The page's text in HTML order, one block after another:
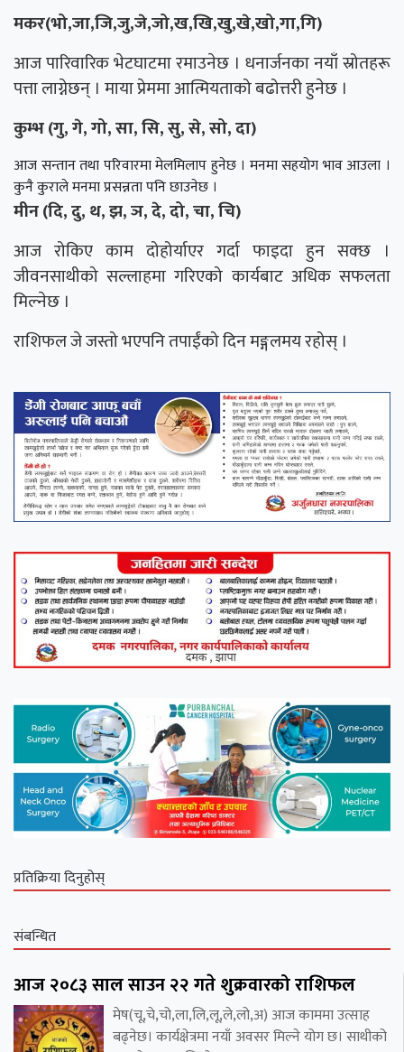
मकर(भो,जा,जि,जु,जे,जो,ख,खि,खु,खे,खो,गा,गि)
आज पारिवारिक भेटघाटमा रमाउनेछ । धनार्जनका नयाँ स्रोतहरू
पत्ता लाग्नेछन् । माया प्रेममा आत्मियताको बढोत्तरी हुनेछ ।
कुम्भ (गु, गे, गो, सा, सि, सु, से, सो, दा)
आज सन्तान तथा परिवारमा मेलमिलाप हुनेछ । मनमा सहयोग भाव आउला ।
कुनै कुराले मनमा प्रसन्नता पनि छाउनेछ ।
मीन (दि, दु, थ, झ, ञ, दे, दो, चा, चि)
आज रोकिए काम दोहोर्याएर गर्दा फाइदा हुन सक्छ ।
जीवनसाथीको सल्लाहमा गरिएको कार्यबाट अधिक सफलता
मिल्नेछ ।
राशिफल जे जस्तो भएपनि तपाईंको दिन मङ्गलमय रहोस् ।
प्रतिक्रिया दिनुहोस्
संबन्धित
आज २०८३ साल साउन २२ गते शुक्रवारको राशिफल
मेष(चू,चे,चो,ला,लि,लू,ले,लो,अ) आज काममा उत्साह
बढ्नेछ। कार्यक्षेत्रमा नयाँ अवसर मिल्ने योग छ। साथीको